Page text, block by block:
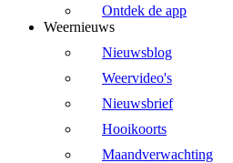
Ontdek de app
Weernieuws
Nieuwsblog
Weervideo's
Nieuwsbrief
Hooikoorts
Maandverwachting